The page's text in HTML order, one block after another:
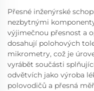
Přesné inženýrské
nezbytnými
výjimečnou přesnost a
dosahují polohových
mikrometry, což je
vyrábět součásti
odvětvích jako výroba
polovodičů a přesná